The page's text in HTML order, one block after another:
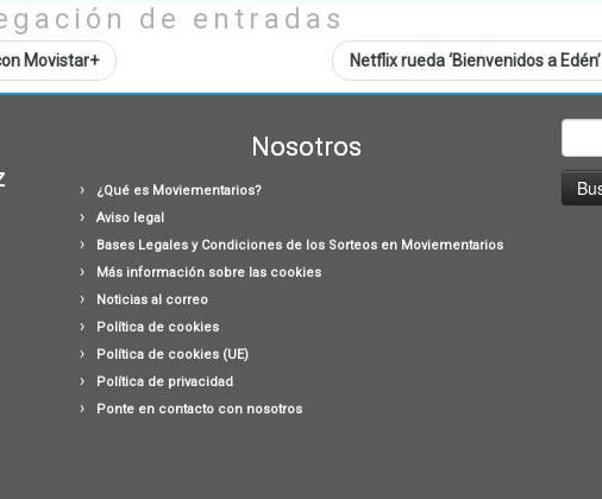
de entradas
Movistar+ Netflix rueda ‘Bienvenidos a Edén’
Nosotros
¿Qué es Moviementarios?
Aviso legal
Bases Legales y Condiciones de los Sorteos en Moviementarios
Más información sobre las cookies
Noticias al correo
Política de cookies
Política de cookies (UE)
Política de privacidad
Ponte en contacto con nosotros